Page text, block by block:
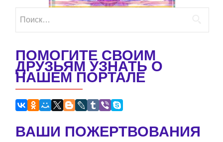
ПОМОГИТЕ СВОИМ
ДРУЗЬЯМ УЗНАТЬ О
НАШЕМ ПОРТАЛЕ
ВАШИ ПОЖЕРТВОВАНИЯ